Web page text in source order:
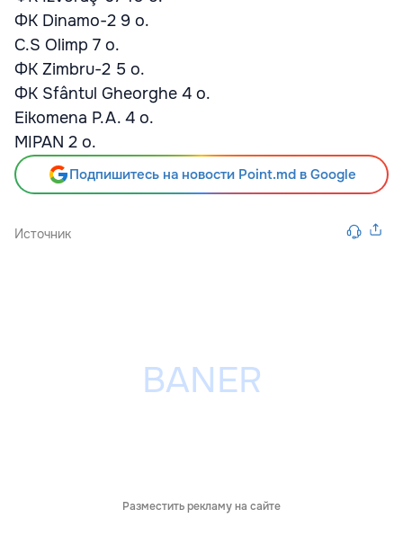
ФК Dinamo-2 9 о.
C.S Olimp 7 о.
ФК Zimbru-2 5 о.
ФК Sfântul Gheorghe 4 о.
Eikomena P.A. 4 о.
MIPAN 2 о.
Подпишитесь на новости Point.md в Google
Источник
Разместить рекламу на сайте